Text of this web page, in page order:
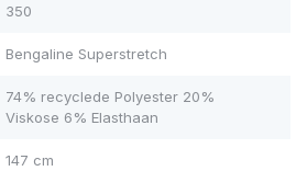
350
Bengaline Superstretch
74% recyclede Polyester 20%
Viskose 6% Elasthaan
147 cm